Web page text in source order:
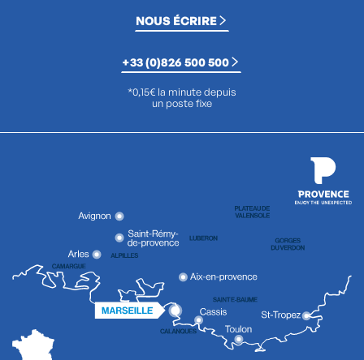
NOUS ÉCRIRE
+33 (0)826 500 500
*0,15€ la minute depuis
un poste fixe